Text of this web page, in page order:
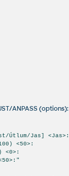
ANPASS (options):
Útlum/Jas] <Jas>:
<50>:
<0>: